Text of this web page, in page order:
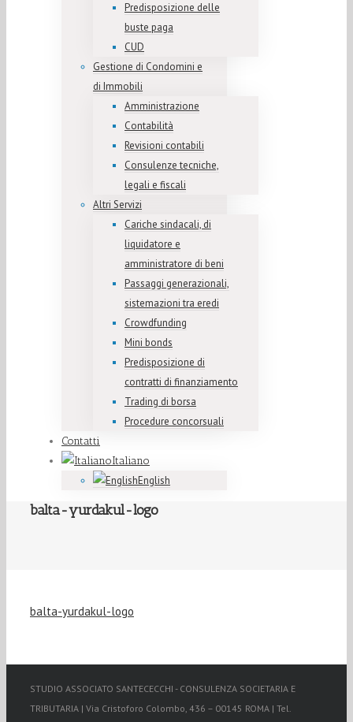
Predisposizione delle
buste paga
CUD
Gestione di Condomini e
di Immobili
Amministrazione
Contabilità
Revisioni contabili
Consulenze tecniche,
legali e fiscali
Altri Servizi
Cariche sindacali, di
liquidatore e
amministratore di beni
Passaggi generazionali,
sistemazioni tra eredi
Crowdfunding
Mini bonds
Predisposizione di
contratti di finanziamento
Trading di borsa
Procedure concorsuali
Contatti
Italiano
English
balta-yurdakul-logo
balta-yurdakul-logo
STUDIO ASSOCIATO SANTECECCHI - CONSULENZA SOCIETARIA E
TRIBUTARIA | Via Cristoforo Colombo, 436 – 00145 ROMA | Tel.